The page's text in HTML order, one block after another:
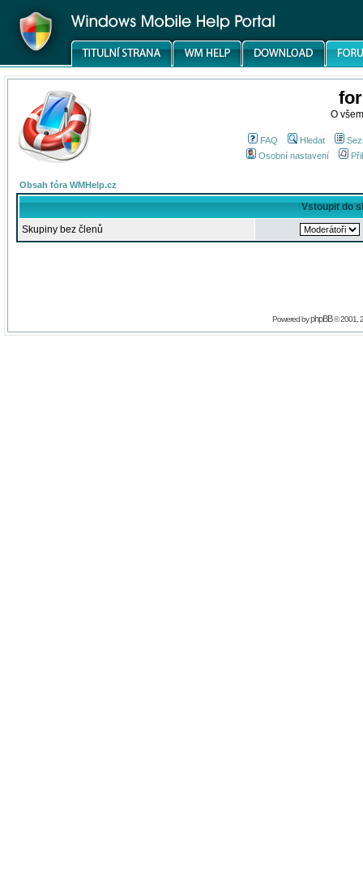
O
FAQ Hledat
Osobní nastavení
Obsah fóra WMHelp.cz
Vstoupit do
Skupiny bez členů
Powered byphpBB© 2001,